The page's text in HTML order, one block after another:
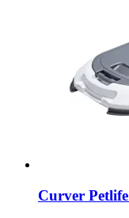
Curver Petlife